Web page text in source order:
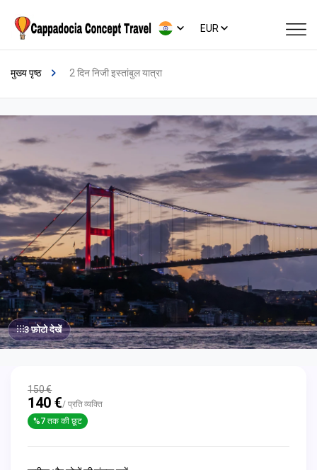
EUR
मुख्य पृष्ठ 2 दिन निजी इस्तांबुल यात्रा
3 फ़ोटो देखें
150 €
140 €/ प्रति व्यक्ति
%7 तक की छूट